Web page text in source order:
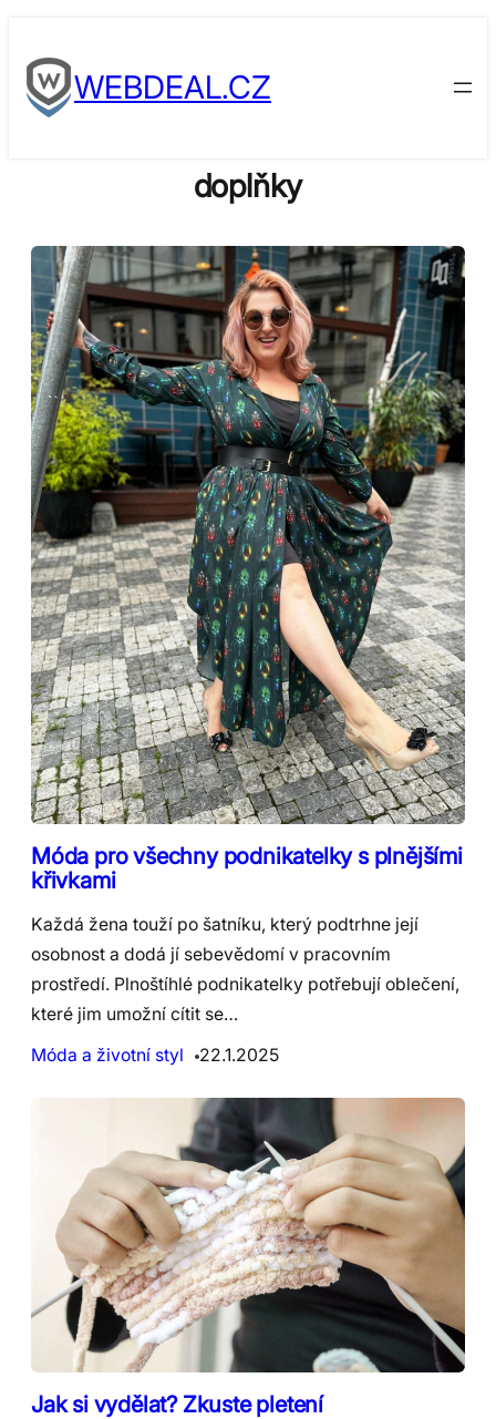
to
contentWEBDEAL.CZ
doplňky
Móda pro všechny podnikatelky s plnějšími
křivkami
Každá žena touží po šatníku, který podtrhne její
osobnost a dodá jí sebevědomí v pracovním
prostředí. Plnoštíhlé podnikatelky potřebují oblečení,
které jim umožní cítit se…
Móda a životní styl
22.1.2025
Jak si vydělat? Zkuste pletení